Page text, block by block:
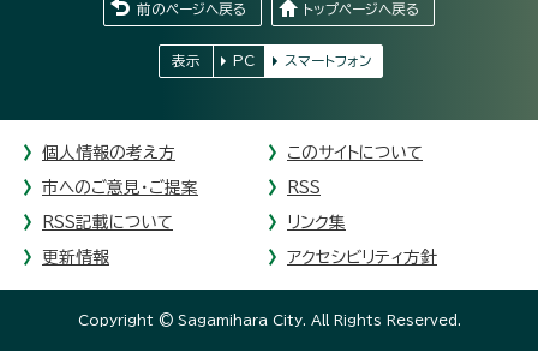
前のページへ戻る トップページへ戻る
表示 PC スマートフォン
個人情報の考え方 このサイトについて
市へのご意見・ご提案 RSS
RSS記載について リンク集
更新情報 アクセシビリティ方針
Copyright © Sagamihara City. All Rights Reserved.